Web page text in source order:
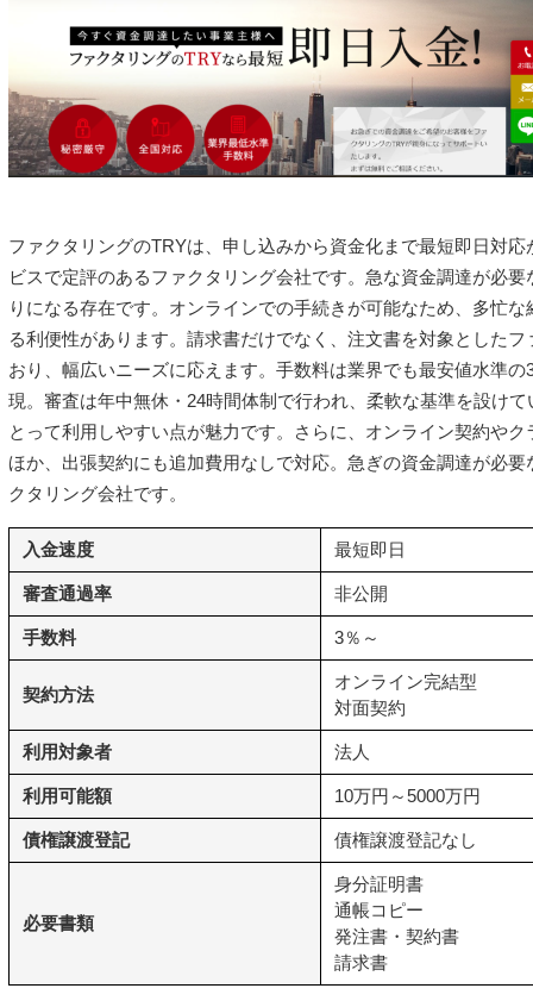
ファクタリングのTRYは、申し込みから資金化まで最短即日対
ビスで定評のあるファクタリング会社です。急な資金調達が必
りになる存在です。オンラインでの手続きが可能なため、多忙
る利便性があります。請求書だけでなく、注文書を対象とした
おり、幅広いニーズに応えます。手数料は業界でも最安値水準
現。審査は年中無休・24時間体制で行われ、柔軟な基準を設け
とって利用しやすい点が魅力です。さらに、オンライン契約や
ほか、出張契約にも追加費用なしで対応。急ぎの資金調達が必
クタリング会社です。
入金速度 最短即日
審査通過率 非公開
手数料 3％～
契約方法
オンライン完結型
対面契約
利用対象者 法人
利用可能額 10万円～5000万円
債権譲渡登記 債権譲渡登記なし
必要書類
身分証明書
通帳コピー
発注書・契約書
請求書